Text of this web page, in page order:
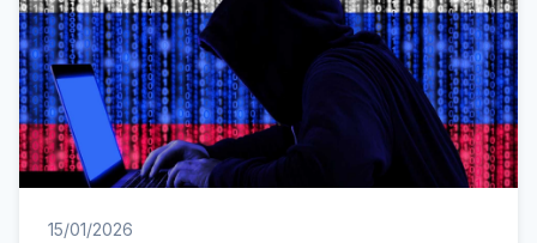
15/01/2026